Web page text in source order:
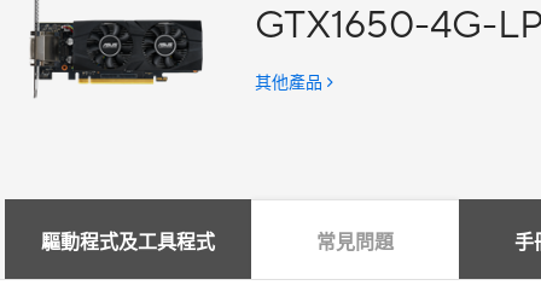
GTX1650-4G-
其他產品
驅動程式及工具程式 常見問題 手